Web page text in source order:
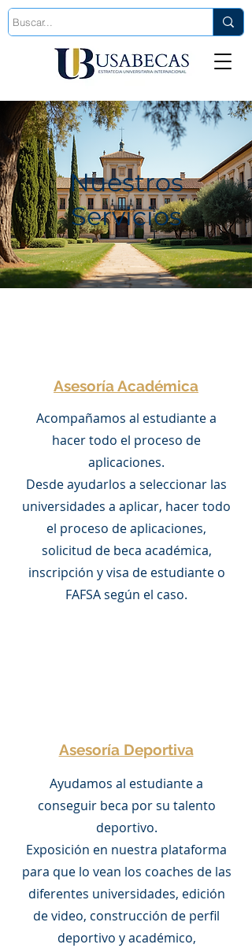
Nuestros
Servicios
Asesoría Académica
Acompañamos al estudiante a
hacer todo el proceso de
aplicaciones.
Desde ayudarlos a seleccionar las
universidades a aplicar, hacer todo
el proceso de aplicaciones,
solicitud de beca académica,
inscripción y visa de estudiante o
FAFSA según el caso.
Asesoría Deportiva
Ayudamos al estudiante a
conseguir beca por su talento
deportivo.
Exposición en nuestra plataforma
para que lo vean los coaches de las
diferentes universidades, edición
de video, construcción de perfil
deportivo y académico,